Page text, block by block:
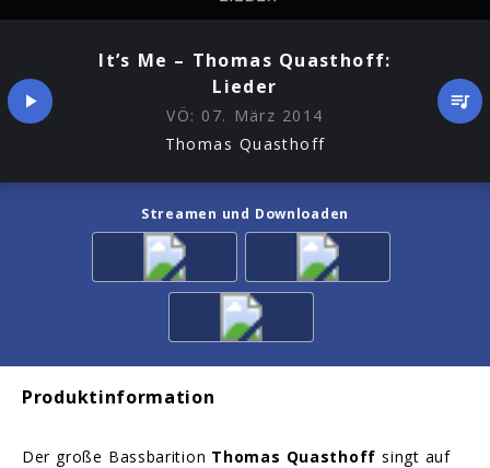
It’s Me – Thomas Quasthoff:
Lieder
VÖ: 07. März 2014
Thomas Quasthoff
Streamen und Downloaden
Produktinformation
Der große Bassbarition Thomas Quasthoffsingt auf